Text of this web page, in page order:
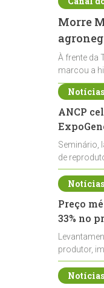
Morre
À frente da
marcou a
ANCP
Seminário,
de
durante a
Preço
33% no
produtor,
de leite cru